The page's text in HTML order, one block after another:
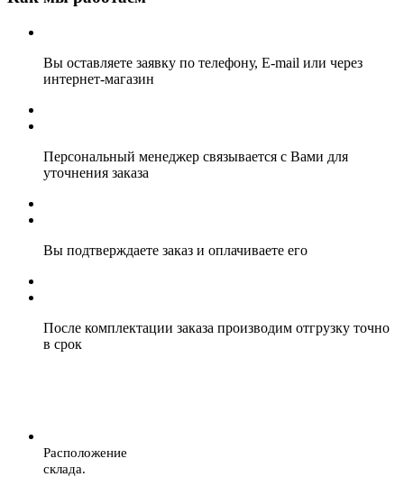
Вы оставляете заявку по телефону, E-mail или через
интернет-магазин
Персональный менеджер связывается с Вами для
уточнения заказа
Вы подтверждаете заказ и оплачиваете его
После комплектации заказа производим отгрузку точно
в срок
Расположение
склада.